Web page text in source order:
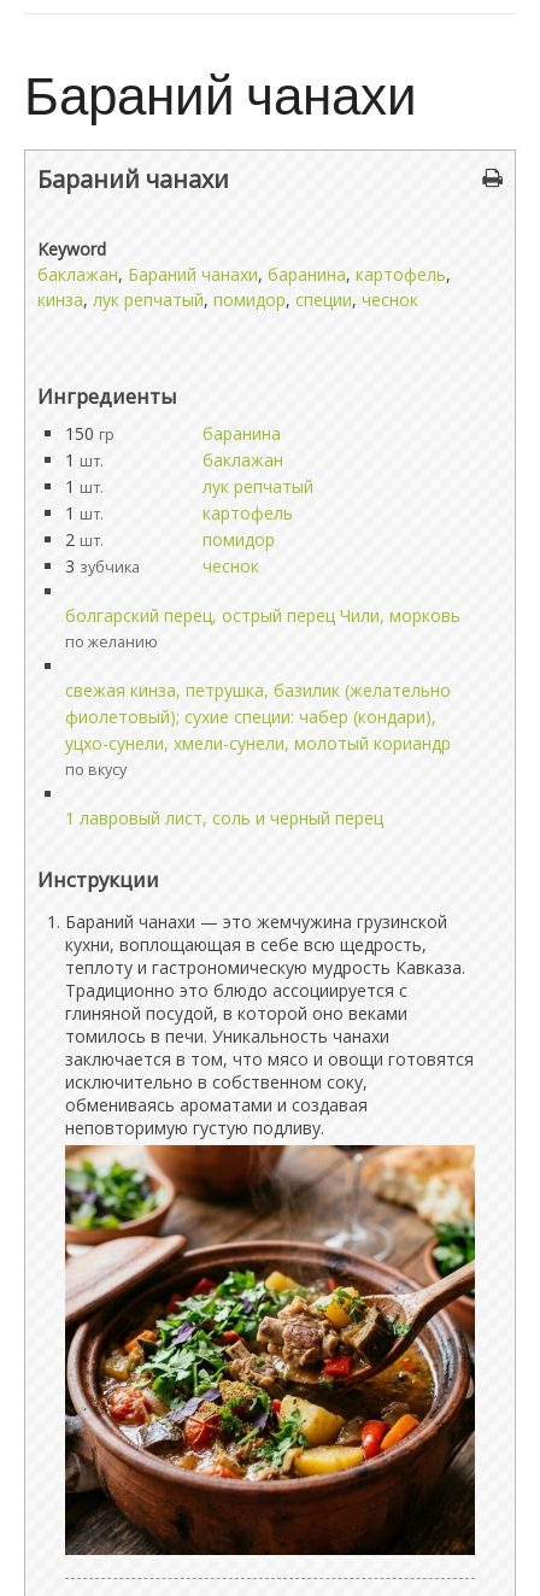
Бараний чанахи
Бараний чанахи
Keyword
баклажан, Бараний чанахи, баранина, картофель,
кинза, лук репчатый, помидор, специи, чеснок
Ингредиенты
150 гр
баранина
1 шт.
баклажан
1 шт.
лук репчатый
1 шт.
картофель
2 шт.
помидор
3 зубчика чеснок
болгарский перец, острый перец Чили, морковь
по желанию
свежая кинза, петрушка, базилик (желательно
фиолетовый); сухие специи: чабер (кондари),
уцхо-сунели, хмели-сунели, молотый кориандр
по вкусу
1 лавровый лист, соль и черный перец
Инструкции
Бараний чанахи — это жемчужина грузинской
кухни, воплощающая в себе всю щедрость,
теплоту и гастрономическую мудрость Кавказа.
Традиционно это блюдо ассоциируется с
глиняной посудой, в которой оно веками
томилось в печи. Уникальность чанахи
заключается в том, что мясо и овощи готовятся
исключительно в собственном соку,
обмениваясь ароматами и создавая
неповторимую густую подливу.